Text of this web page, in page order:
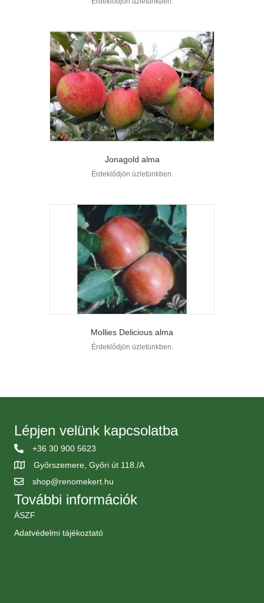
Jonagold alma
Érdeklődjön üzletünkben.
Mollies Delicious alma
Érdeklődjön üzletünkben.
Lépjen velünk kapcsolatba
+36 30 900 5623
Győrszemere, Győri út 118./A
shop@renomekert.hu
További információk
ÁSZF
Adatvédelmi tájékoztató